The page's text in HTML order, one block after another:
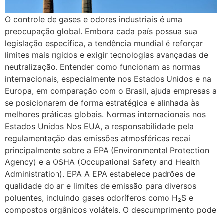
O controle de gases e odores industriais é uma
preocupação global. Embora cada país possua sua
legislação específica, a tendência mundial é reforçar
limites mais rígidos e exigir tecnologias avançadas de
neutralização. Entender como funcionam as normas
internacionais, especialmente nos Estados Unidos e na
Europa, em comparação com o Brasil, ajuda empresas a
se posicionarem de forma estratégica e alinhada às
melhores práticas globais. Normas internacionais nos
Estados Unidos Nos EUA, a responsabilidade pela
regulamentação das emissões atmosféricas recai
principalmente sobre a EPA (Environmental Protection
Agency) e a OSHA (Occupational Safety and Health
Administration). EPA A EPA estabelece padrões de
qualidade do ar e limites de emissão para diversos
poluentes, incluindo gases odoríferos como H₂S e
compostos orgânicos voláteis. O descumprimento pode